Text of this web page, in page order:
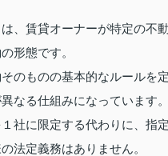
、賃貸オーナーが特定の不
形態です。
のものの基本的なルールを
なる仕組みになっています。
社に限定する代わりに、指
法定義務はありません。